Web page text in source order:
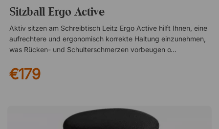
Sitzball Ergo Active
Aktiv sitzen am Schreibtisch Leitz Ergo Active hilft Ihnen, eine
aufrechtere und ergonomisch korrekte Haltung einzunehmen,
was Rücken- und Schulterschmerzen vorbeugen oder lindern
und Sitzball stärken Sie Ihren Körper während der Arbeit. Der
Sitzball wurde vom deutschen IGR Institute for Health and
auf einem Sitzball muss der Körper selbst für das
Gleichgewicht sorgen. Dadurch werden Rücken- und
€179